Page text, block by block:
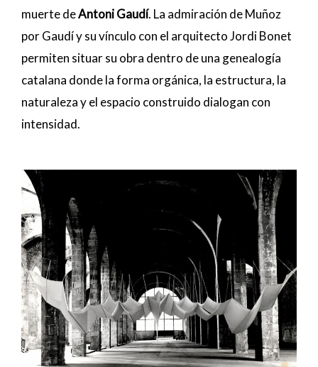
muerte deAntoni Gaudí. La admiración de Muñoz
por Gaudí y su vínculo con el arquitecto Jordi Bonet
permiten situar su obra dentro de una genealogía
catalana donde la forma orgánica, la estructura, la
naturaleza y el espacio construido dialogan con
intensidad.